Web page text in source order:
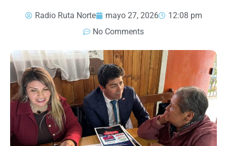
Radio Ruta Norte mayo 27, 2026
12:08 pm
No Comments